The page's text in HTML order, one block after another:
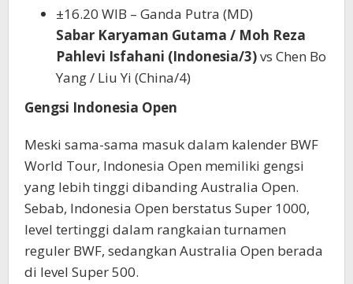
±16.20 WIB – Ganda Putra (MD)
Sabar Karyaman Gutama / Moh Reza
Pahlevi Isfahani (Indonesia/3)vs Chen Bo
Yang / Liu Yi (China/4)
Gengsi Indonesia Open
Meski sama-sama masuk dalam kalender BWF
World Tour, Indonesia Open memiliki gengsi
yang lebih tinggi dibanding Australia Open.
Sebab, Indonesia Open berstatus Super 1000,
level tertinggi dalam rangkaian turnamen
reguler BWF, sedangkan Australia Open berada
di level Super 500.